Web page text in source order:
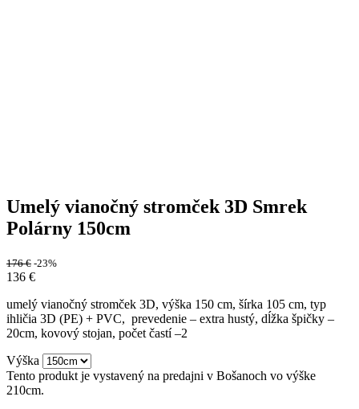
Umelý vianočný stromček 3D Smrek
Polárny 150cm
176€ -23%
136 €
umelý vianočný stromček 3D, výška 150 cm, šírka 105 cm, typ
ihličia 3D (PE) + PVC, prevedenie – extra hustý, dĺžka špičky –
20cm, kovový stojan, počet častí –2
Výška
Tento produkt je vystavený na predajni v Bošanoch vo výške
210cm.